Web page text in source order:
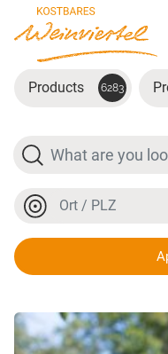
Skip to main content
Products 6283
Search
Location or postal
Weinbrand